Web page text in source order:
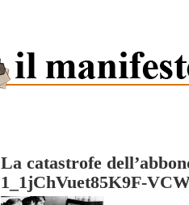
La catastrofe
1_1jChVuet85K9F-